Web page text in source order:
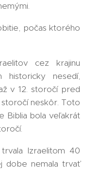
počas ktorého
cez krajinu
historicky nesedí,
v 12. storočí pred
neskôr. Toto
Biblia bola veľakrát
Izraelitom 40
dobe nemala trvať